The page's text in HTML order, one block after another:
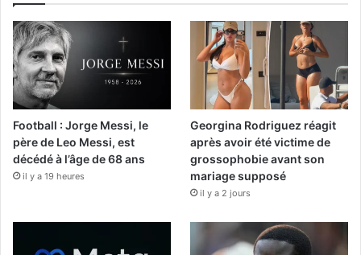
Football : Jorge Messi, le
père de Leo Messi, est
décédé à l’âge de 68 ans
il y a 19 heures
Georgina Rodriguez réagit
après avoir été victime de
grossophobie avant son
mariage supposé
il y a 2 jours